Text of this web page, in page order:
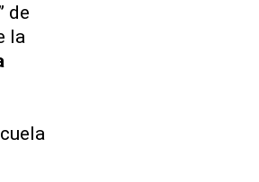
de
la